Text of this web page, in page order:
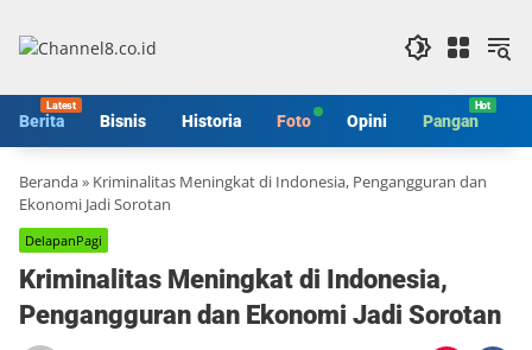
konten
Berita Bisnis Historia Foto Opini Pangan
Beranda» Kriminalitas Meningkat di Indonesia, Pengangguran dan
Ekonomi Jadi Sorotan
DelapanPagi
Kriminalitas Meningkat di Indonesia,
Pengangguran dan Ekonomi Jadi Sorotan